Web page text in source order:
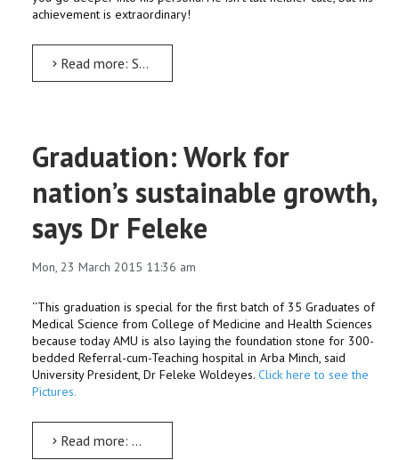
achievement is extraordinary!
Read more: Self-belief, positive energy make the way, says Mikias
Graduation: Work for
nation’s sustainable growth,
says Dr Feleke
Mon, 23 March 2015 11:36 am
‘‘This graduation is special for the first batch of 35 Graduates of
Medical Science from College of Medicine and Health Sciences
because today AMU is also laying the foundation stone for 300-
bedded Referral-cum-Teaching hospital in Arba Minch, said
University President, Dr Feleke Woldeyes. Click here to see the
Pictures.
Read more: Graduation: Work for nation’s sustainable growth, says Dr Feleke